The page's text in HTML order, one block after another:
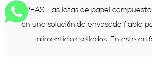
y PFAS. Las latas de papel
en una solución de envasado fiable
alimenticios sellados. En este